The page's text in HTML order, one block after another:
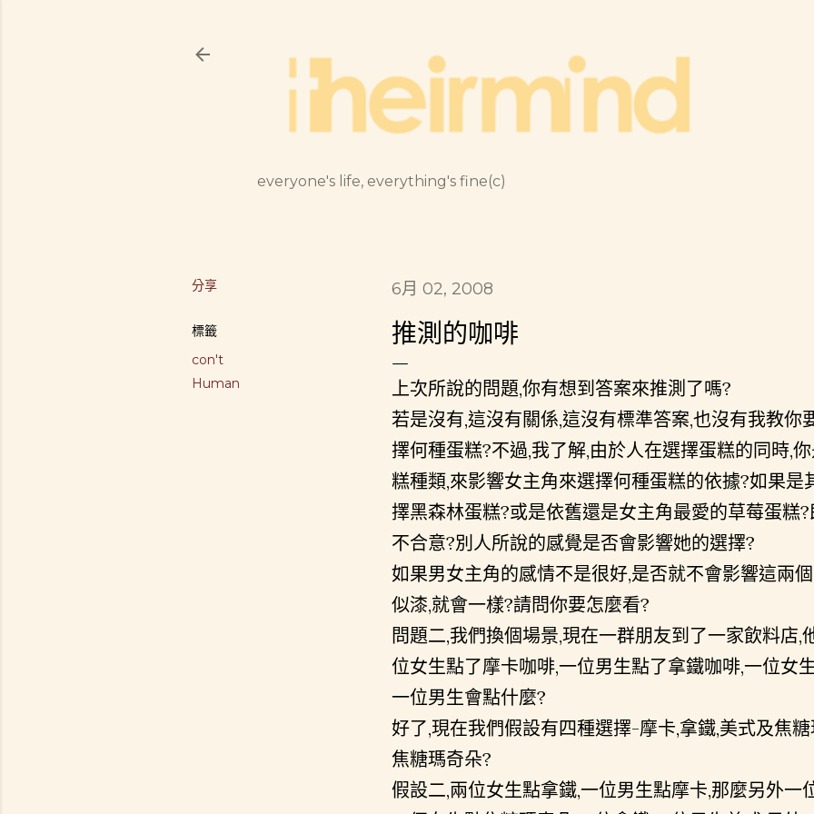
everyone's life, everything's fine(c)
分享
標籤
con't
Human
6月 02, 2008
推測的咖啡
上次所說的問題,你有想到答案來推測了嗎?
若是沒有,這沒有關係,這沒有標準答案,也沒有我教你
擇何種蛋糕?不過,我了解,由於人在選擇蛋糕的同時,
糕種類,來影響女主角來選擇何種蛋糕的依據?如果是
擇黑森林蛋糕?或是依舊還是女主角最愛的草莓蛋糕
不合意?別人所說的感覺是否會影響她的選擇?
如果男女主角的感情不是很好,是否就不會影響這兩
似漆,就會一樣?請問你要怎麼看?
問題二,我們換個場景,現在一群朋友到了一家飲料店,
位女生點了摩卡咖啡,一位男生點了拿鐵咖啡,一位女
一位男生會點什麼?
好了,現在我們假設有四種選擇-摩卡,拿鐵,美式及焦
焦糖瑪奇朵?
假設二,兩位女生點拿鐵,一位男生點摩卡,那麼另外一